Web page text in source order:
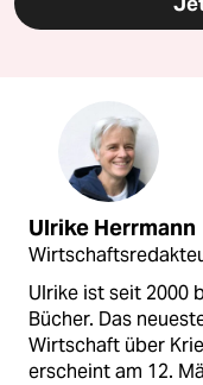
Ulrike Herrmann
Ulrike ist seit 2000
Bücher. Das
Wirtschaft über
erscheint am 12.